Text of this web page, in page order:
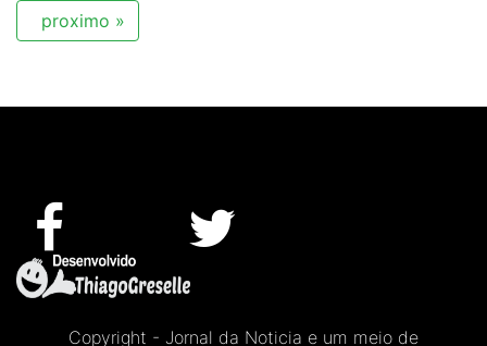
proximo »
Copyright - Jornal da Noticia e um meio de